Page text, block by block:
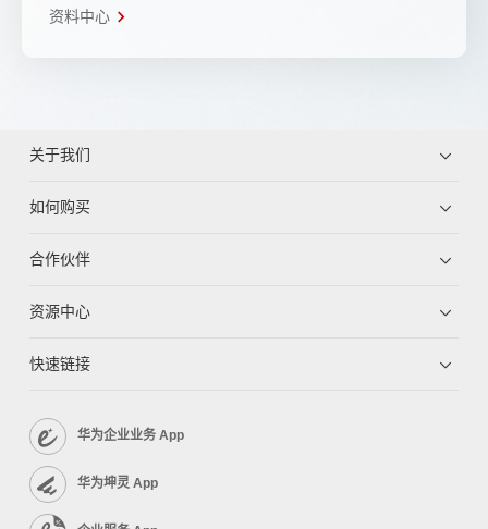
资料中心
关于我们
如何购买
合作伙伴
资源中心
快速链接
华为企业业务 App
华为坤灵 App